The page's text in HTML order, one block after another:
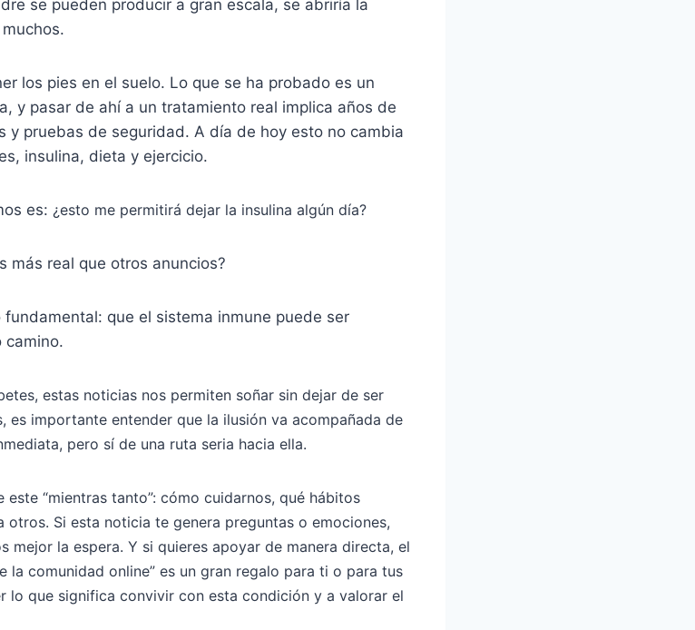
se pueden producir a gran escala, se abriría la
los pies en el suelo. Lo que se ha probado es un
y pasar de ahí a un tratamiento real implica años de
y pruebas de seguridad. A día de hoy esto no cambia
insulina, dieta y ejercicio.
es: ¿esto me permitirá dejar la insulina algún día?
más real que otros anuncios?
que el sistema inmune puede ser
camino.
estas noticias nos permiten soñar sin dejar de ser
es importante entender que la ilusión va acompañada de
pero sí de una ruta seria hacia ella.
“mientras tanto”: cómo cuidarnos, qué hábitos
Si esta noticia te genera preguntas o emociones,
mejor la espera. Y si quieres apoyar de manera directa, el
la comunidad online” es un gran regalo para ti o para tus
lo que significa convivir con esta condición y a valorar el